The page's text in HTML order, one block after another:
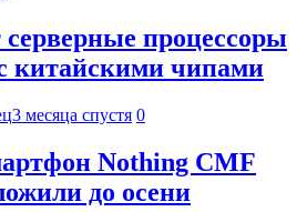
процессоры
с китайскими чипами
3 месяца спустя 0
Nothing CMF
до осени